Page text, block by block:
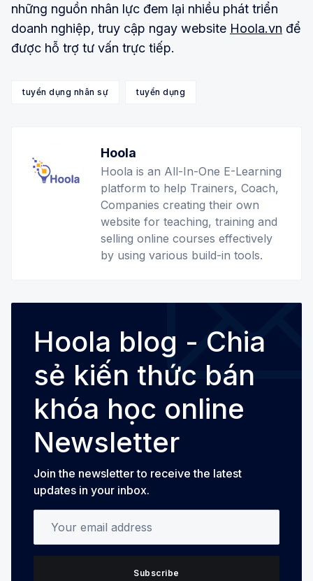
những nguồn nhân lực đem lại nhiều phát triển
doanh nghiệp, truy cập ngay website Hoola.vn để
được hỗ trợ tư vấn trực tiếp.
tuyển dụng nhân sự tuyển dụng
Hoola
Hoola is an All-In-One E-Learning
platform to help Trainers, Coach,
Companies creating their own
website for teaching, training and
selling online courses effectively
by using various build-in tools.
Hoola blog - Chia
sẻ kiến thức bán
khóa học online
Newsletter
Join the newsletter to receive the latest
updates in your inbox.
Subscribe